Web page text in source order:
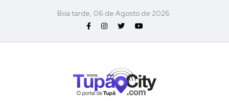
Boa tarde, 06 de Agosto de 2026